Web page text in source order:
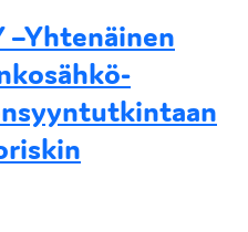
–Yhtenäinen